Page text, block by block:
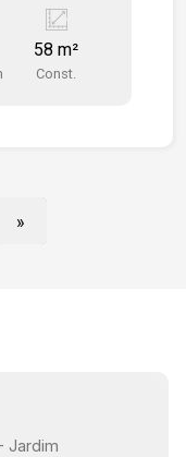
e
integrada,
com área de
58 m²
Const.
»
Jardim